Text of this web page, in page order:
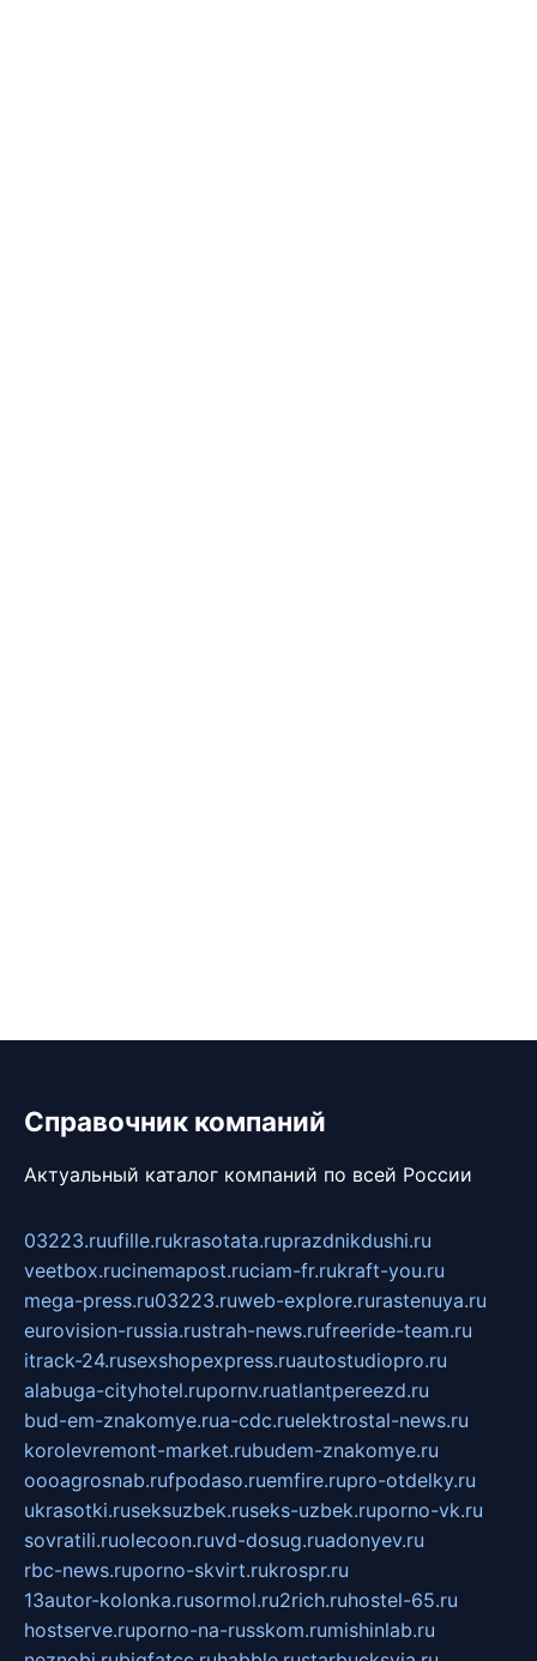
Справочник компаний
Актуальный каталог компаний по всей России
03223.ruufille.rukrasotata.ruprazdnikdushi.ru
veetbox.rucinemapost.ruciam-fr.rukraft-you.ru
mega-press.ru03223.ruweb-explore.rurastenuya.ru
eurovision-russia.rustrah-news.rufreeride-team.ru
itrack-24.rusexshopexpress.ruautostudiopro.ru
alabuga-cityhotel.rupornv.ruatlantpereezd.ru
bud-em-znakomye.rua-cdc.ruelektrostal-news.ru
korolevremont-market.rubudem-znakomye.ru
oooagrosnab.rufpodaso.ruemfire.rupro-otdelky.ru
ukrasotki.ruseksuzbek.ruseks-uzbek.ruporno-vk.ru
sovratili.ruolecoon.ruvd-dosug.ruadonyev.ru
rbc-news.ruporno-skvirt.rukrospr.ru
13autor-kolonka.rusormol.ru2rich.ruhostel-65.ru
hostserve.ruporno-na-russkom.rumishinlab.ru